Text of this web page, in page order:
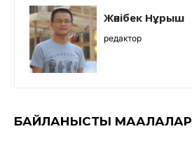
Жәнібек Нұрыш
редактор
БАЙЛАНЫСТЫ МАҚАЛАЛАР